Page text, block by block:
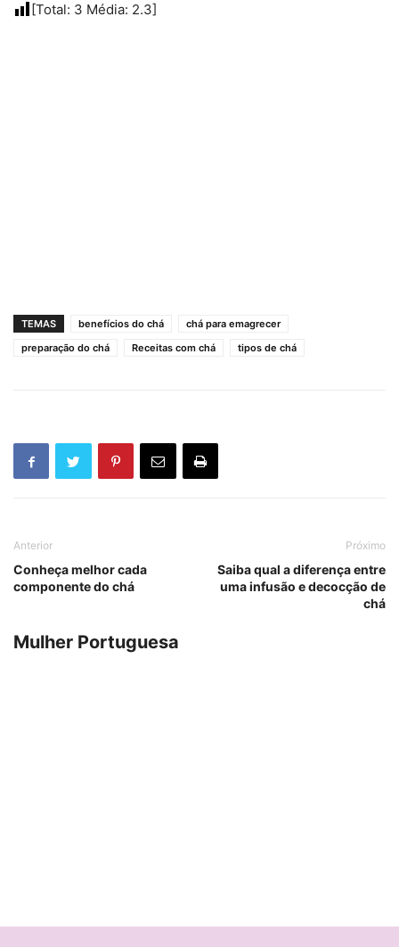
[Total: 3 Média: 2.3]
TEMAS benefícios do chá
chá para emagrecer
preparação do chá
Receitas com chá tipos de chá
Anterior
Conheça melhor cada
componente do chá
Próximo
Saiba qual a diferença entre
uma infusão e decocção de
chá
Mulher Portuguesa